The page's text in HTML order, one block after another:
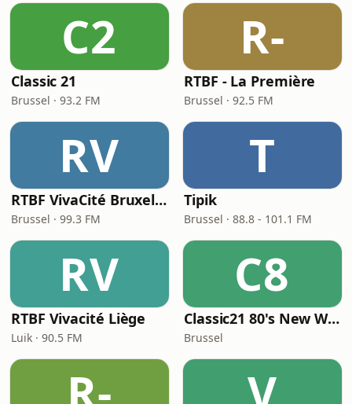
C2
Classic 21
Brussel · 93.2 FM
R-
RTBF - La Première
Brussel · 92.5 FM
RV
RTBF VivaCité Bruxelles
Brussel · 99.3 FM
T
Tipik
Brussel · 88.8 - 101.1 FM
RV
RTBF Vivacité Liège
Luik · 90.5 FM
C8
Classic21 80's New Wave
Brussel